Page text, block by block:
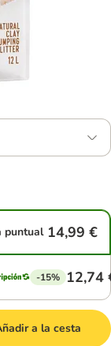
puntual 14,99 €
-15% 12,74
a la cesta